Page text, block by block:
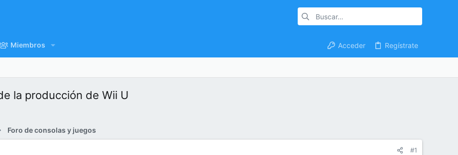
Miembros Acceder Regístrate
la producción de Wii U
Foro de consolas y juegos
#1